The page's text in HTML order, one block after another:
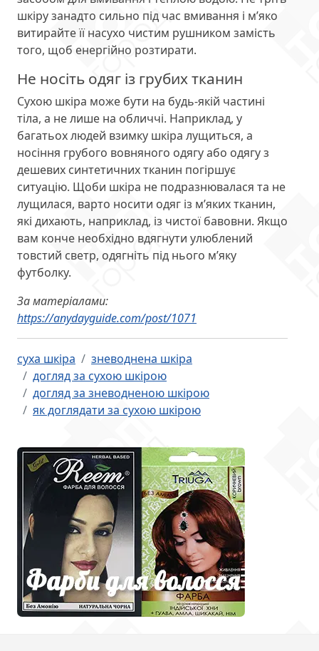
шкіру занадто сильно під час вмивання і м’яко
витирайте її насухо чистим рушником замість
того, щоб енергійно розтирати.
Не носіть одяг із грубих тканин
Сухою шкіра може бути на будь-якій частині
тіла, а не лише на обличчі. Наприклад, у
багатьох людей взимку шкіра лущиться, а
носіння грубого вовняного одягу або одягу з
дешевих синтетичних тканин погіршує
ситуацію. Щоби шкіра не подразнювалася та не
лущилася, варто носити одяг із м’яких тканин,
які дихають, наприклад, із чистої бавовни. Якщо
вам конче необхідно вдягнути улюблений
товстий светр, одягніть під нього м’яку
футболку.
За матеріалами:
https://anydayguide.com/post/1071
суха шкіра
зневоднена шкіра
догляд за сухою шкірою
догляд за зневодненою шкірою
як доглядати за сухою шкірою